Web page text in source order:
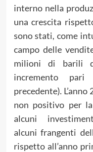
interno nella
una crescita
sono stati, come
campo delle
milioni di barili
incremento
precedente).
non positivo per
alcuni
alcuni frangenti
rispetto all’anno